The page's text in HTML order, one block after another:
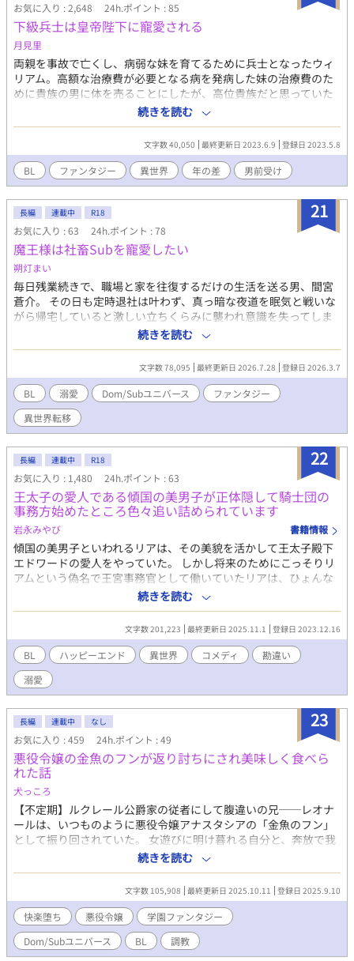
お気に入り : 2,648 24h.ポイント : 85
下級兵士は皇帝陛下に寵愛される
月見里
両親を事故で亡くし、病弱な妹を育てるために兵士となったウィ
リアム。高額な治療費が必要となる病を発病した妹の治療費のた
めに貴族の男に体を売ることにしたが、高位貴族だと思っていた
男は皇帝だった。３度閨を共にした相手は後宮に囲う決まりだと
無理矢理召し上げられ……。受けはどちらかと言うと女好き。皇
帝は妻子持ち。皇帝（34）×下級兵士（19） ムーンライトノベ
ルズ・pixivにも投稿しています。
続きを読む
文字数 40,050 最終更新日 2023.6.9 登録日 2023.5.8
BL ファンタジー 異世界 年の差 男前受け
21
長編 連載中 R18
お気に入り : 63 24h.ポイント : 78
魔王様は社畜Subを寵愛したい
朔灯まい
毎日残業続きで、職場と家を往復するだけの生活を送る男、間宮
蒼介。 その日も定時退社は叶わず、真っ暗な夜道を眠気と戦いな
がら帰宅していると激しい立ちくらみに襲われ意識を失ってしま
う。 目が覚め気が付くと、何故か地球とは異なる異世界"ガラフィ
リア"の闇オークションに出品されていた。 おまけにSubと言わ
れ、さらに頭は混乱。 わけのわからない状況の中、そんな蒼介を
助けてくれたのは冷酷無慈悲、Subには鬼畜なプレイをする噂で
有名な魔王ベルディアだった。
続きを読む
文字数 78,095 最終更新日 2026.7.28 登録日 2026.3.7
BL 溺愛 Dom/Subユニバース
ファンタジー
異世界転移
22
長編 連載中 R18
お気に入り : 1,480 24h.ポイント : 63
王太子の愛人である傾国の美男子が正体隠して騎士団の
事務方始めたところ色々追い詰められています
岩永みやび 書籍情報
傾国の美男子といわれるリアは、その美貌を活かして王太子殿下
エドワードの愛人をやっていた。 しかし将来のためにこっそりリ
アムという偽名で王宮事務官として働いていたリアは、ひょんな
ことから近衛騎士団の事務方として働くことに。 実はまったく仕
事ができないリアは、エドワードの寵愛もあいまって遅刻やらか
しを重ねる日々。ついには騎士団にも悪い意味で目をつけられて
しまいーー？ 王太子からの溺愛に気が付かないリアが徐々に追い
詰められていくお話です。 ※R18はおまけ程度です。期待しない
でください。不定期更新。 主人公がマジでクズです。複数人と関
係持ってる描写あり。苦手な方はご注意下さい。
続きを読む
文字数 201,223 最終更新日 2025.11.1 登録日 2023.12.16
BL ハッピーエンド 異世界 コメディ
勘違い
溺愛
23
長編 連載中 なし
お気に入り : 459 24h.ポイント : 49
悪役令嬢の金魚のフンが返り討ちにされ美味しく食べら
れた話
犬っころ
【不定期】ルクレール公爵家の従者にして腹違いの兄──レオナ
ールは、いつものように悪役令嬢アナスタシアの「金魚のフン」
として振り回されていた。 女遊びに明け暮れる自分と、奔放で我
儘なアナスタシア。主従でありながら似た者同士の二人は、見事
に逆らうもの無しの悪役として君臨していた。 だが、第二王子ヴ
ィルフリートが庇護する元平民の光魔法使い・エマの存在が、す
べてを狂わせる。 ヴォルフリートの寵愛を受けるエマへ嫉妬に駆
られたアナスタシアが「始末してこい」と命じ、渋々エマの部屋
へ忍び込むレオナール。 そこで彼を待っていたのは、王子自らエ
マを餌にレオナールをおびき寄せるためだけの仕掛けた甘美で残
続きを読む
文字数 105,908 最終更新日 2025.10.11 登録日 2025.9.10
快楽堕ち 悪役令嬢
学園ファンタジー
Dom/Subユニバース
BL 調教